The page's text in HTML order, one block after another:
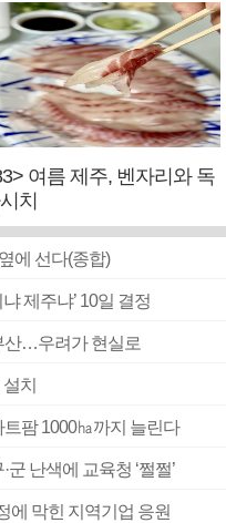
여름 제주, 벤자리와 독
치
에 선다(종합)
제주냐’ 10일 결정
산…우려가 현실로
치
팜 1000㏊까지 늘린다
난색에 교육청 ‘쩔쩔’
에 막힌 지역기업 응원